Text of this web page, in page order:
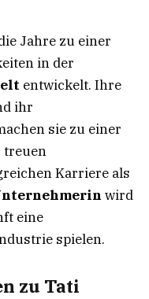
Jahre zu einer
in der
entwickelt. Ihre
ihr
sie zu einer
treuen
Karriere als
wird
eine
spielen.
zu Tati